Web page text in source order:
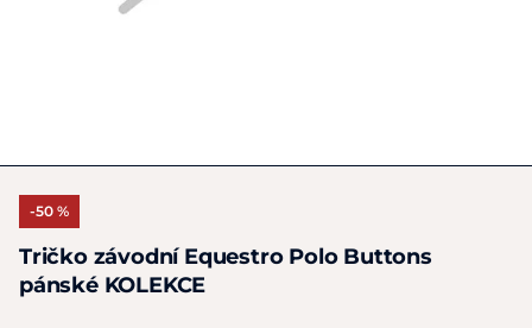
-50 %
Tričko závodní Equestro Polo Buttons
pánské KOLEKCE